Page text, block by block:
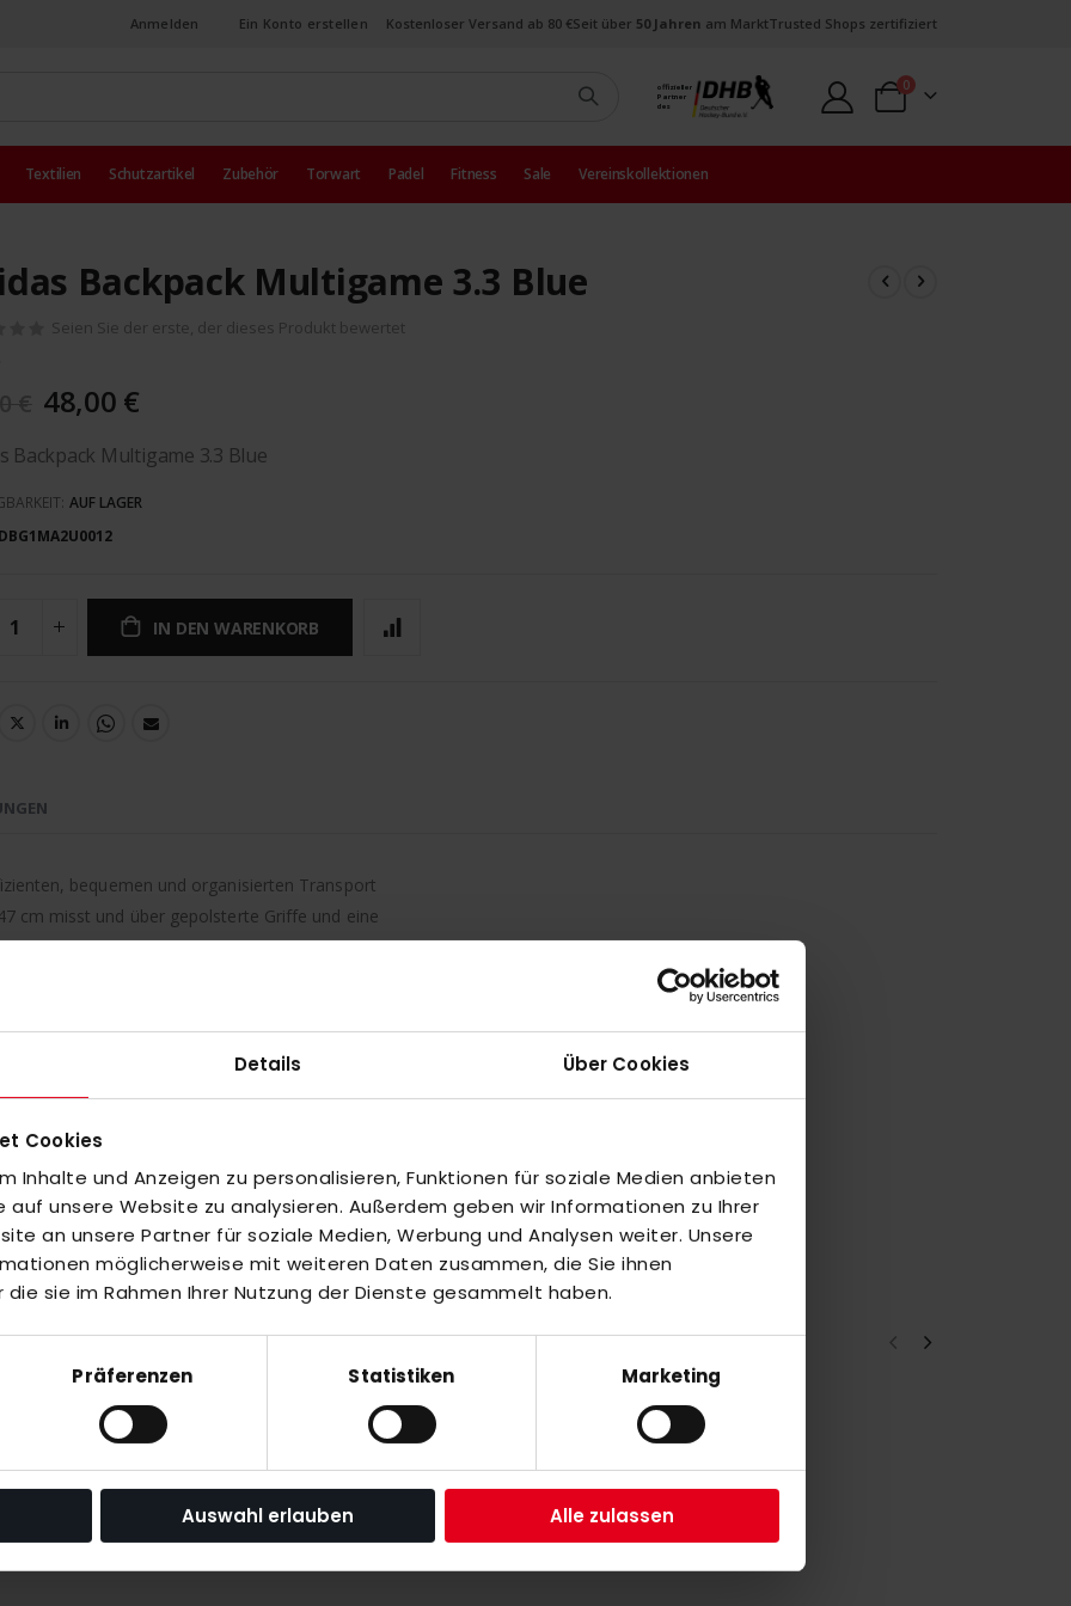
Details Über Cookies
Cookies
Inhalte und Anzeigen zu personalisieren, Funktionen für soziale Medien anbieten
auf unsere Website zu analysieren. Außerdem geben wir Informationen zu Ihrer
an unsere Partner für soziale Medien, Werbung und Analysen weiter. Unsere
möglicherweise mit weiteren Daten zusammen, die Sie ihnen
sie im Rahmen Ihrer Nutzung der Dienste gesammelt haben.
Präferenzen Statistiken Marketing
Auswahl erlauben Alle zulassen
Anmelden Ein Konto erstellen Kostenloser Versand ab 80 €Seit über 50 Jahren am MarktTrusted Shops zertifiziert
offizieller
Partner
des
Warenkorb
0Artikel
Textilien Schutzartikel Zubehör Torwart Padel Fitness Sale Vereinskollektionen
Backpack Multigame 3.3 Blue
Seien Sie der erste, der dieses Produkt bewertet
48,00 €
Backpack Multigame 3.3 Blue
AUF LAGER
IN DEN WARENKORB
bequemen und organisierten Transport
cm misst und über gepolsterte Griffe und eine
ein 100%iges Polyestergewebe gewählt,
des Rucksacks wurde für zusätzliche
da blaue, graue und gelbe Details
und unverwechselbaren Stil auffallen.
oder